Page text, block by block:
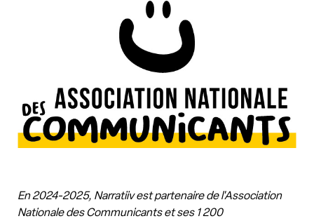
En 2024-2025, Narratiiv est partenaire de l'Association
Nationale des Communicants et ses 1 200